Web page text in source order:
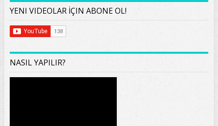
YENI VIDEOLAR İÇIN ABONE OL!
NASIL YAPILIR?